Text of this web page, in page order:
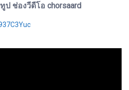
ป ช่องวีดีโอ chorsaard